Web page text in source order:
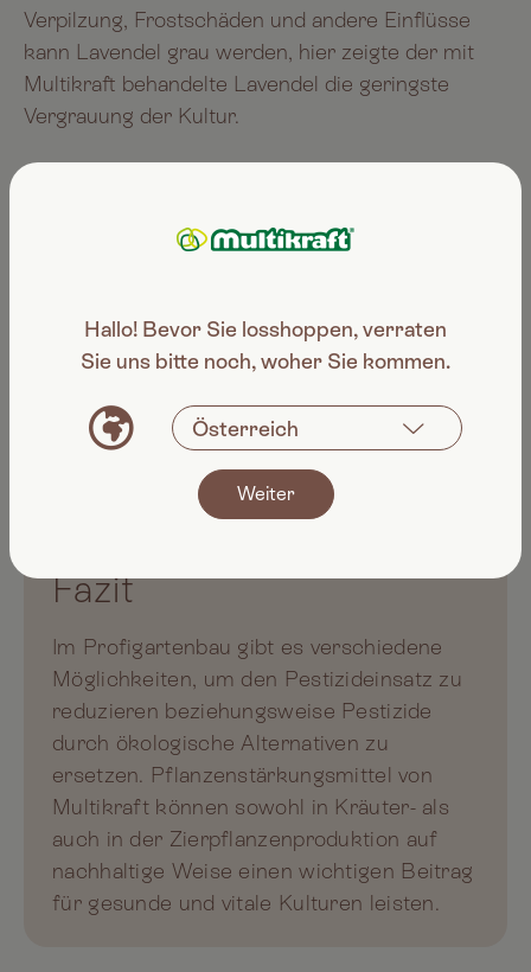
Verpilzung, Frostschäden und andere Einflüsse
kann Lavendel grau werden, hier zeigte der mit
Multikraft behandelte Lavendel die geringste
Vergrauung der Kultur.
Fazit
Im Profigartenbau gibt es verschiedene
Möglichkeiten, um den Pestizideinsatz zu
reduzieren beziehungsweise Pestizide
durch ökologische Alternativen zu
ersetzen. Pflanzenstärkungsmittel von
Multikraft können sowohl in Kräuter- als
auch in der Zierpflanzenproduktion auf
nachhaltige Weise einen wichtigen Beitrag
für gesunde und vitale Kulturen leisten.
Hallo! Bevor Sie losshoppen, verraten
Sie uns bitte noch, woher Sie kommen.
Weiter